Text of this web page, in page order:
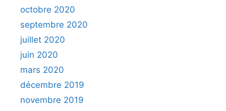
octobre 2020
septembre 2020
juillet 2020
juin 2020
mars 2020
décembre 2019
novembre 2019